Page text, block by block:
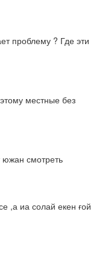
проблему ? Где эти
местные без
смотреть
,а иа солай екен ғой